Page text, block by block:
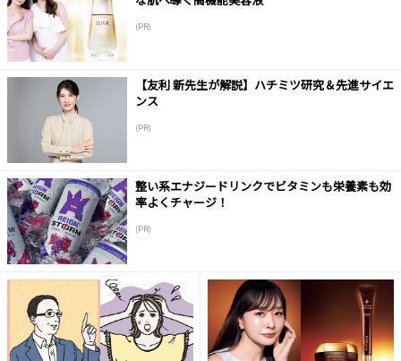
(PR)
【友利 新先生が解説】ハチミツ研究＆先進サイエ
ンス
(PR)
整い系エナジードリンクでビタミンも栄養素も効
率よくチャージ！
(PR)